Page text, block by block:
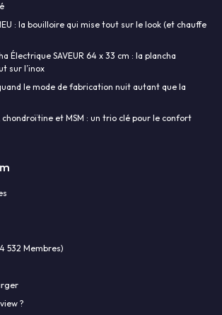
: la bouilloire qui mise tout sur le look (et chauffe
Électrique SAVEUR 64 x 33 cm : la plancha
sur l’inox
le mode de fabrication nuit autant que la
et MSM : un trio clé pour le confort
532 Membres)
?